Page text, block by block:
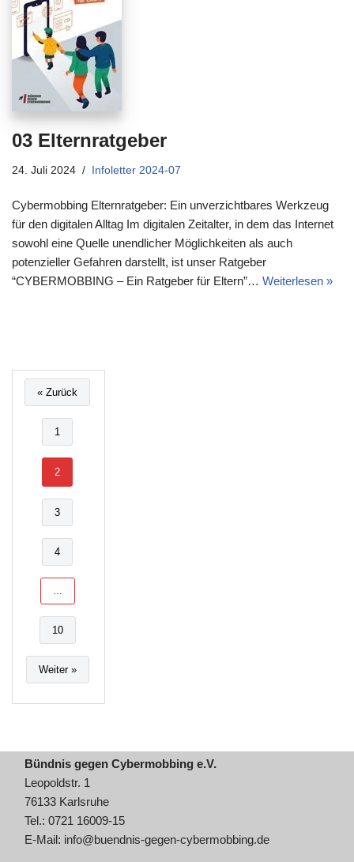
03 Elternratgeber
24. Juli 2024 Infoletter 2024-07
Cybermobbing Elternratgeber: Ein unverzichtbares Werkzeug
für den digitalen Alltag Im digitalen Zeitalter, in dem das Internet
sowohl eine Quelle unendlicher Möglichkeiten als auch
potenzieller Gefahren darstellt, ist unser Ratgeber
“CYBERMOBBING – Ein Ratgeber für Eltern”… Weiterlesen »
« Zurück
1
2
3
4
10
Weiter »
Bündnis gegen Cybermobbing e.V.
Leopoldstr. 1
76133 Karlsruhe
Tel.: 0721 16009-15
E-Mail: info@buendnis-gegen-cybermobbing.de